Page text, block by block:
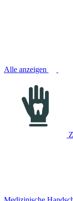
Alle anzeigen